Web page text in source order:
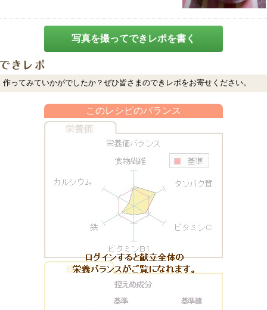
写真を撮ってできレポを書く
作ってみていかがでしたか？ぜひ皆さまのできレポをお寄せください。
このレシピのバランス